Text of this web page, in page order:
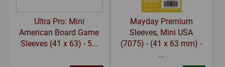
Ultra Pro: Mini
American Board Game
Sleeves (41 x 63) - 5...
Mayday Premium
Sleeves, Mini USA
(7075) - (41 x 63 mm) -
...